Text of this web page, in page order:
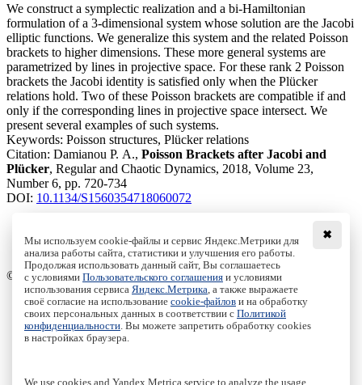
We construct a symplectic realization and a bi-Hamiltonian
formulation of a 3-dimensional system whose solution are the Jacobi
elliptic functions. We generalize this system and the related Poisson
brackets to higher dimensions. These more general systems are
parametrized by lines in projective space. For these rank 2 Poisson
brackets the Jacobi identity is satisfied only when the Plücker
relations hold. Two of these Poisson brackets are compatible if and
only if the corresponding lines in projective space intersect. We
present several examples of such systems.
Keywords: Poisson structures, Plücker relations
Citation: Damianou P. A., Poisson Brackets after Jacobi and
Plücker, Regular and Chaotic Dynamics, 2018, Volume 23,
Number 6, pp. 720-734
DOI: 10.1134/S1560354718060072
Access to the full text on the Springer website
© Institute of Computer Science Izhevsk, 2005 - 2026
About Journal
Editorial Board
Author Information
Publishing Ethics
Authors
✖
Мы используем cookie-файлы и сервис Яндекс.Метрики для
анализа работы сайта, статистики и улучшения его работы.
Продолжая использовать данный сайт, Вы соглашаетесь
с условиями Пользовательского соглашения и условиями
использования сервиса Яндекс.Метрика , а также выражаете
своё согласие на использование cookie-файлов и на обработку
своих персональных данных в соответствии с Политикой
конфиденциальности . Вы можете запретить обработку cookies
в настройках браузера.